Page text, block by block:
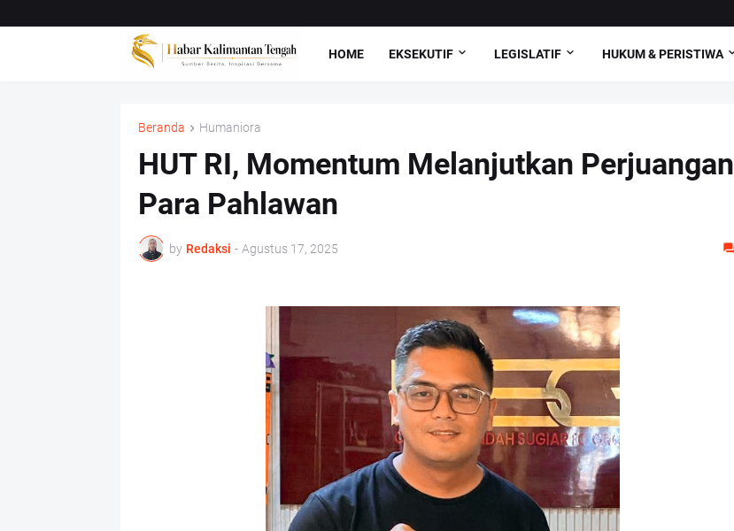
HOME EKSEKUTIF LEGISLATIF HUKUM & PERISTIWA
Beranda Humaniora
HUT RI, Momentum Melanjutkan Perjuangan
Para Pahlawan
by Redaksi - Agustus 17, 2025